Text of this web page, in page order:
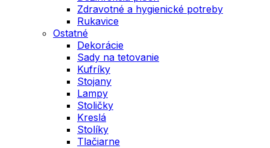
Zdravotné a hygienické potreby
Rukavice
Ostatné
Dekorácie
Sady na tetovanie
Kufríky
Stojany
Lampy
Stoličky
Kreslá
Stolíky
Tlačiarne